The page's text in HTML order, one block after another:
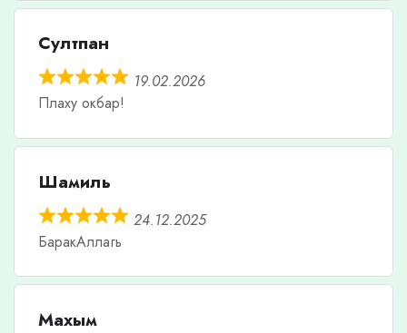
Султпан
19.02.2026
Плаху окбар!
Шамиль
24.12.2025
БаракАллагь
Махым